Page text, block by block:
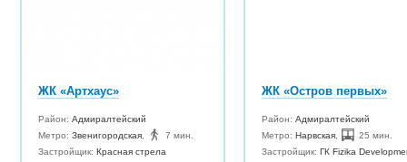
ЖК «Артхаус»
Район:Адмиралтейский
Метро: Звенигородская
7 мин.
Застройщик:Красная стрела
ЖК «Остров первых»
Район: Адмиралтейский
Метро: Нарвская,
25 мин.
Застройщик: ГК Fizika